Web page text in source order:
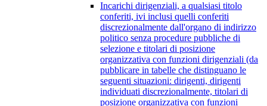
Incarichi dirigenziali, a qualsiasi titolo
conferiti, ivi inclusi quelli conferiti
discrezionalmente dall'organo di indirizzo
politico senza procedure pubbliche di
selezione e titolari di posizione
organizzativa con funzioni dirigenziali (da
pubblicare in tabelle che distinguano le
seguenti situazioni: dirigenti, dirigenti
individuati discrezionalmente, titolari di
posizione organizzativa con funzioni